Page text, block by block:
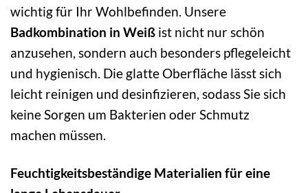
wichtig für Ihr Wohlbefinden. Unsere
Badkombination in Weiß ist nicht nur schön
anzusehen, sondern auch besonders pflegeleicht
und hygienisch. Die glatte Oberfläche lässt sich
leicht reinigen und desinfizieren, sodass Sie sich
keine Sorgen um Bakterien oder Schmutz
machen müssen.
Feuchtigkeitsbeständige Materialien für eine